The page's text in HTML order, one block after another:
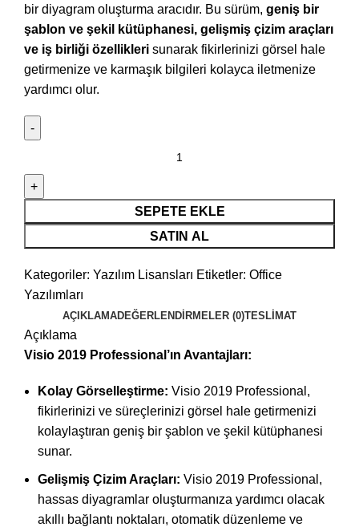
bir diyagram oluşturma aracıdır. Bu sürüm, geniş bir
şablon ve şekil kütüphanesi, gelişmiş çizim araçları
ve iş birliği özellikleri sunarak fikirlerinizi görsel hale
getirmenize ve karmaşık bilgileri kolayca iletmenize
yardımcı olur.
SEPETE EKLE
SATIN AL
Kategoriler: Yazılım Lisansları Etiketler: Office
Yazılımları
AÇIKLAMADEĞERLENDIRMELER (0)TESLIMAT
Açıklama
Visio 2019 Professional’ın Avantajları:
Kolay Görselleştirme: Visio 2019 Professional,
fikirlerinizi ve süreçlerinizi görsel hale getirmenizi
kolaylaştıran geniş bir şablon ve şekil kütüphanesi
sunar.
Gelişmiş Çizim Araçları: Visio 2019 Professional,
hassas diyagramlar oluşturmanıza yardımcı olacak
akıllı bağlantı noktaları, otomatik düzenleme ve